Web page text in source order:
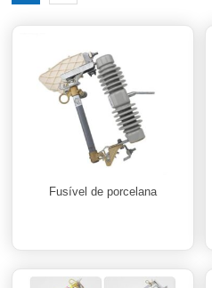
Fusível de porcelana